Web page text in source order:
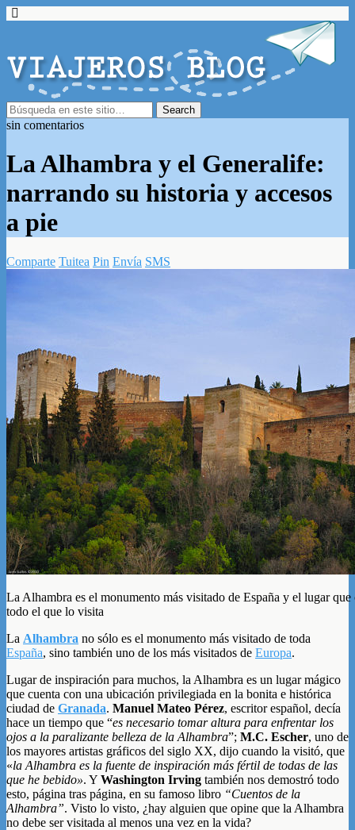
sin comentarios
La Alhambra y el Generalife:
narrando su historia y accesos
a pie
Comparte Tuitea Pin Envía SMS
La Alhambra es el monumento más visitado de España y el lugar que
todo el que lo visita
La Alhambra no sólo es el monumento más visitado de toda
España, sino también uno de los más visitados de Europa.
Lugar de inspiración para muchos, la Alhambra es un lugar mágico
que cuenta con una ubicación privilegiada en la bonita e histórica
ciudad de Granada. Manuel Mateo Pérez, escritor español, decía
hace un tiempo que “es necesario tomar altura para enfrentar los
ojos a la paralizante belleza de la Alhambra”; M.C. Escher, uno de
los mayores artistas gráficos del siglo XX, dijo cuando la visitó, que
«la Alhambra es la fuente de inspiración más fértil de todas de las
que he bebido». Y Washington Irving también nos demostró todo
esto, página tras página, en su famoso libro “Cuentos de la
Alhambra”. Visto lo visto, ¿hay alguien que opine que la Alhambra
no debe ser visitada al menos una vez en la vida?